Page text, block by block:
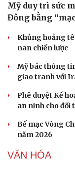
Dinh dưỡng - món
Cây thuốc
Sản phụ khoa
Nhi khoa
Nam khoa
Làm đẹp - giảm cân
Phòng mạch online
Mỹ duy trì sức
Đông bằng
Khủng hoảng
nan chiến lược
Mỹ bác thông
giao tranh với
Phê duyệt Kế
an ninh cho đối
Bế mạc Vòng
năm 2026
VĂN HÓA